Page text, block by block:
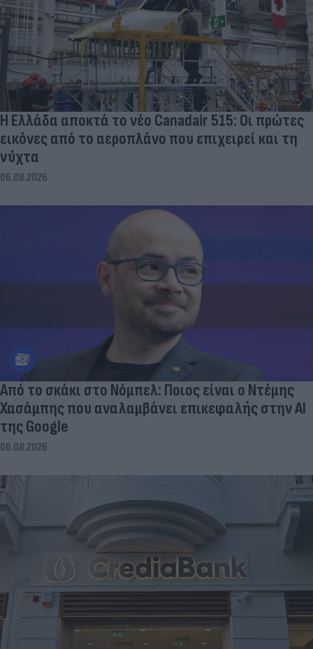
Η Ελλάδα αποκτά το νέο Canadair 515: Οι πρώτες
εικόνες από το αεροπλάνο που επιχειρεί και τη
νύχτα
06.08.2026
Από το σκάκι στο Νόμπελ: Ποιος είναι ο Ντέμης
Χασάμπης που αναλαμβάνει επικεφαλής στην ΑΙ
της Google
06.08.2026